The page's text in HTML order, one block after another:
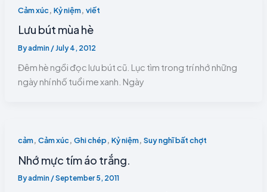
Cảm xúc Kỷ niệm, viết
Lưu bút mùa hè
Byadmin /July 4, 2012
Đêm hè ngồi đọc lưu bút cũ. Lục tìm trong trí nhớ những
ngày nhí nhố tuổi me xanh. Ngày
cảm, Cảm xúc, Ghi chép, Kỷ niệm, Suy nghĩ bất chợt
Nhớ mực tím áo trắng.
Byadmin /September 5, 2011